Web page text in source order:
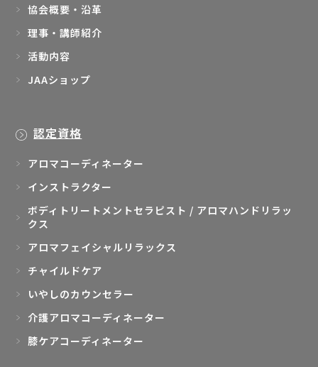
協会概要・沿革
理事・講師紹介
活動内容
JAAショップ
認定資格
アロマコーディネーター
インストラクター
ボディトリートメントセラピスト / アロマハンドリラッ
クス
アロマフェイシャルリラックス
チャイルドケア
いやしのカウンセラー
介護アロマコーディネーター
膝ケアコーディネーター